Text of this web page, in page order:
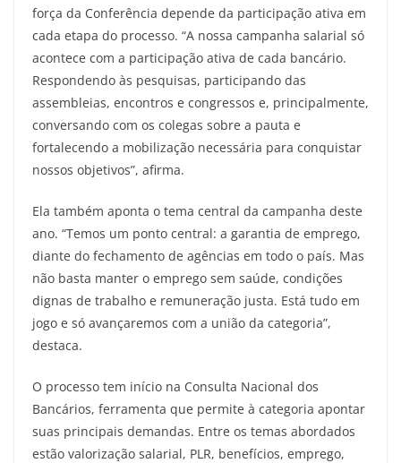
força da Conferência depende da participação ativa em
cada etapa do processo. “A nossa campanha salarial só
acontece com a participação ativa de cada bancário.
Respondendo às pesquisas, participando das
assembleias, encontros e congressos e, principalmente,
conversando com os colegas sobre a pauta e
fortalecendo a mobilização necessária para conquistar
nossos objetivos”, afirma.
Ela também aponta o tema central da campanha deste
ano. “Temos um ponto central: a garantia de emprego,
diante do fechamento de agências em todo o país. Mas
não basta manter o emprego sem saúde, condições
dignas de trabalho e remuneração justa. Está tudo em
jogo e só avançaremos com a união da categoria”,
destaca.
O processo tem início na Consulta Nacional dos
Bancários, ferramenta que permite à categoria apontar
suas principais demandas. Entre os temas abordados
estão valorização salarial, PLR, benefícios, emprego,